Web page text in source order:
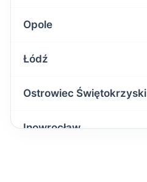
Opole
Łódź
Ostrowiec Świętokrzyski
Inowrocław